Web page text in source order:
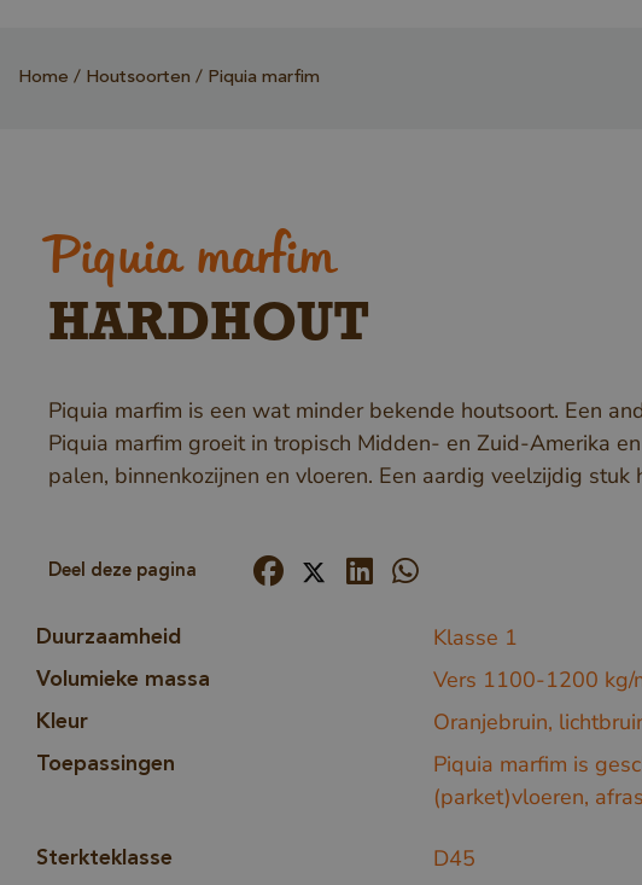
Home Houtsoorten Piquia marfim
Piquia marfim
HARDHOUT
Piquia marfim is een wat minder bekende houtsoort. Een
Piquia marfim groeit in tropisch Midden- en Zuid-Amerika
palen, binnenkozijnen en vloeren. Een aardig veelzijdig stuk
Deel deze pagina
Duurzaamheid Klasse 1
Volumieke massa Vers 1100-1200 kg/
Kleur Oranjebruin,
Toepassingen Piquia marfim is
(parket)vloeren,
Sterkteklasse D45